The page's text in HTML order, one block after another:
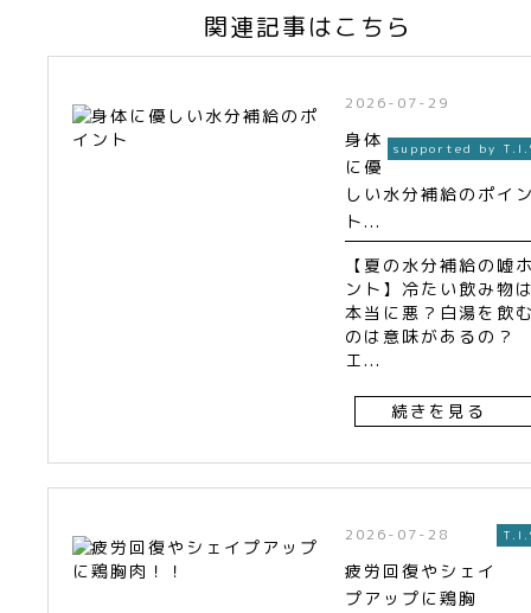
関連記事はこちら
2026-07-29
supported by
身体
に優
しい水分補給のポイ
ト...
【夏の水分補給の嘘
ント】冷たい飲み物
本当に悪？白湯を飲
のは意味があるの？
エ...
続きを見る
2026-07-28
疲労回復やシェイ
プアップに鶏胸